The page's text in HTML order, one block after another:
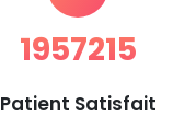
1957215
Patient Satisfait